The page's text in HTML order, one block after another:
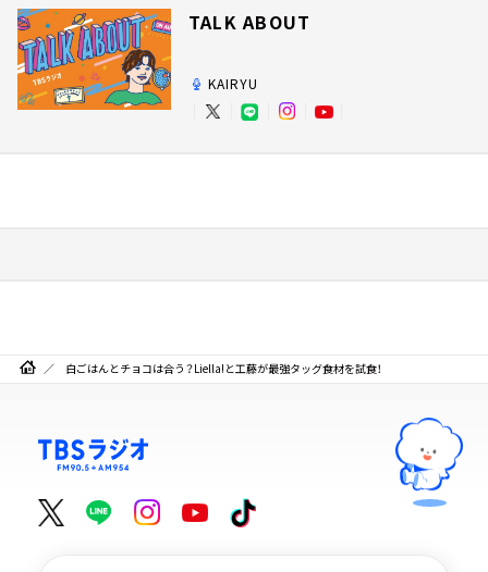
TALK ABOUT
KAIRYU
白ごはんとチョコは合う？Liella!と工藤が最強タッグ食材を試食！